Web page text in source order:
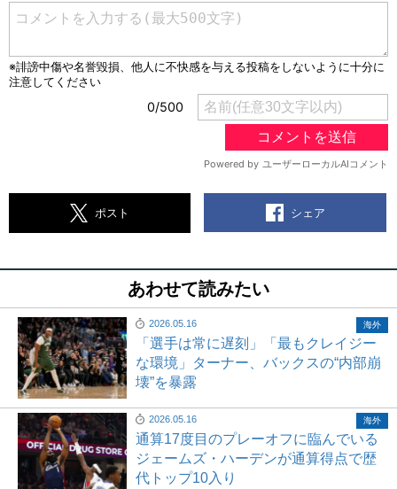
ポスト シェア
あわせて読みたい
2026.05.16
「選手は常に遅刻」「最もクレイジー
な環境」ターナー、バックスの“内部崩
壊”を暴露
海外
2026.05.16
通算17度目のプレーオフに臨んでいる
ジェームズ・ハーデンが通算得点で歴
代トップ10入り
海外